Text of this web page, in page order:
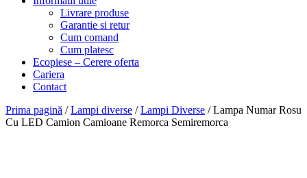
Livrare produse
Garantie si retur
Cum comand
Cum platesc
Ecopiese – Cerere oferta
Cariera
Contact
Prima pagină /Lampi diverse /Lampi Diverse / Lampa Numar Rosu
Cu LED Camion Camioane Remorca Semiremorca